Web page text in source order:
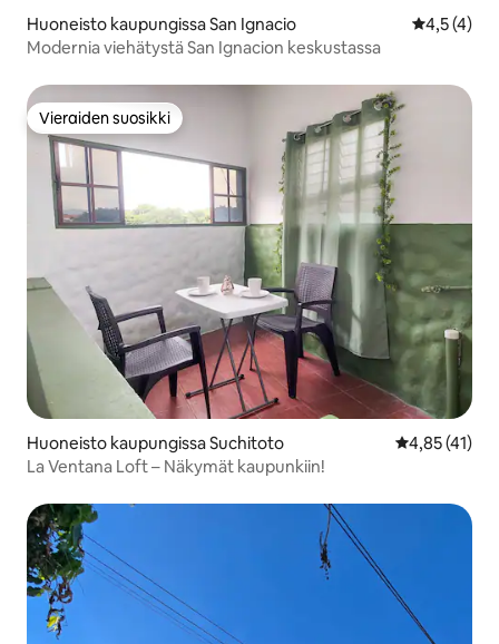
Huoneisto kaupungissa San Ignacio
4,5 (4)
Modernia viehätystä San Ignacion keskustassa
Vieraiden suosikki
Vieraiden suosikki
Huoneisto kaupungissa Suchitoto
4,85 (41)
La Ventana Loft – Näkymät kaupunkiin!